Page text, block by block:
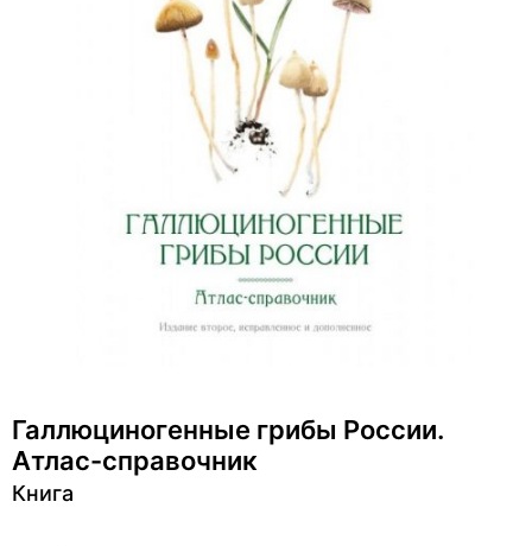
Галлюциногенные грибы России.
Атлас-справочник
Книга